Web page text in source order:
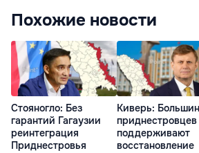
Похожие новости
Стояногло: Без
гарантий Гагаузии
реинтеграция
Приднестровья
Киверь:
приднестровцев
поддерживают
восстановление